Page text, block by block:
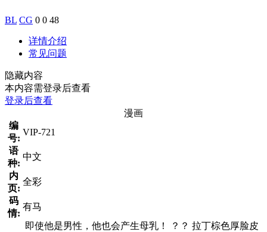
BL CG 0 0 48
详情介绍
常见问题
隐藏内容
本内容需登录后查看
登录后查看
漫画
编
号:
VIP-721
语
种:
中文
内
页:
全彩
码
情:
有马
即使他是男性，他也会产生母乳！ ？？ 拉丁棕色厚脸皮